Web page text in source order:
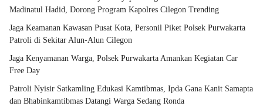
Madinatul Hadid, Dorong Program Kapolres Cilegon Trending
Jaga Keamanan Kawasan Pusat Kota, Personil Piket Polsek Purwakarta
Patroli di Sekitar Alun-Alun Cilegon
Jaga Kenyamanan Warga, Polsek Purwakarta Amankan Kegiatan Car
Free Day
Patroli Nyisir Satkamling Edukasi Kamtibmas, Ipda Gana Kanit Samapta
dan Bhabinkamtibmas Datangi Warga Sedang Ronda